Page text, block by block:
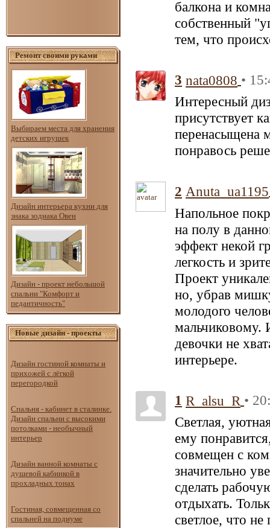
Ремонт своими руками
Выбираем места для хранения
детских игрушек
Дизайн интерьера кухни для
знака зодиака Овен
Дизайн - проект небольшой
спальни "Комфорт и
педантичность"
Новые дизайн - проекты
Дизайн гостиной комнаты и
прихожей с лёгкой
перегородкой
Спальня - кабинет в сталинке.
Дизайн спальни с высокими
потолками - необычный
интерьер
Дизайн ванной комнаты с
душевой кабинкой в
прохладных тонах
Гостиная, совмещенная со
спальней на подиуме
балкона и
собственный
тем, что
3 nata0808 •
Интересный
присутствует
перенасыщена
понравось
2 Anuta_ua1195
Напольное
на полу в
эффект некой
легкость и
Проект
но, убрав
молодого
мальчиковому.
девочки не
интерьере.
1 R_alsu_R •
Светлая,
ему
совмещен с
значительно
сделать
отдыхать.
светлое, что не